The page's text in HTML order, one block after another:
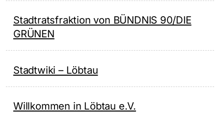
Stadtratsfraktion von BÜNDNIS 90/DIE
GRÜNEN
Stadtwiki – Löbtau
Willkommen in Löbtau e.V.